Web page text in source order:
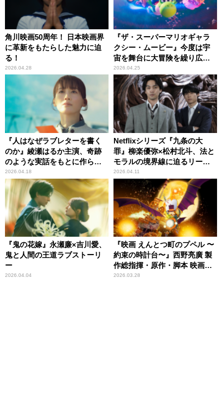
角川映画50周年！ 日本映画界
に革新をもたらした魅力に迫
る！
2026.04.28
『ザ・スーパーマリオギャラ
クシー・ムービー』今度は宇
宙を舞台に大冒険を繰り広げ
る！
2026.04.25
『人はなぜラブレターを書く
のか』綾瀬はるか主演、奇跡
のような実話をもとに作られ
た感動作
2026.04.18
Netflixシリーズ『九条の大
罪』柳楽優弥×松村北斗、法と
モラルの境界線に迫るリーガ
ル・サスペンス
2026.04.11
『鬼の花嫁』永瀬廉×吉川愛、
鬼と人間の王道ラブストーリ
ー
2026.04.04
『映画 えんとつ町のプペル 〜
約束の時計台〜』西野亮廣 製
作総指揮・原作・脚本 映画最
新作は信じる勇気の物語
2026.03.28